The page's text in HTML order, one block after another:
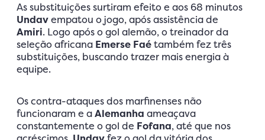
As substituições surtiram efeito e aos 68 minutos
Undavempatou o jogo, após assistência de
Amiri. Logo após o gol alemão, o treinador da
seleção africana Emerse Faétambém fez três
substituições, buscando trazer mais energia à
equipe.
Os contra-ataques dos marfinenses não
funcionaram e aAlemanha ameaçava
constantemente o gol de Fofana, até que nos